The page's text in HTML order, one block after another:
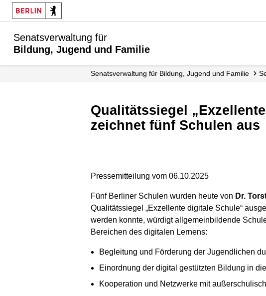
Senatsverwaltung für
Bildung, Jugend und Familie
Senats­verwaltung für Bildung, Jugend und Familie
Qualitätssiegel „Exzellente digitale Bildung“: Staatssekretär Dr. Kühne
zeichnet fünf Schulen aus
Pressemitteilung vom 06.10.2025
Fünf Berliner Schulen wurden heute von Dr.
Qualitätssiegel „Exzellente digitale Schule“
werden konnte, würdigt allgemeinbildende
Bereichen des digitalen Lernens:
Begleitung und Förderung der Jugendlichen
Einordnung der digital gestützten Bildung in
Kooperation und Netzwerke mit